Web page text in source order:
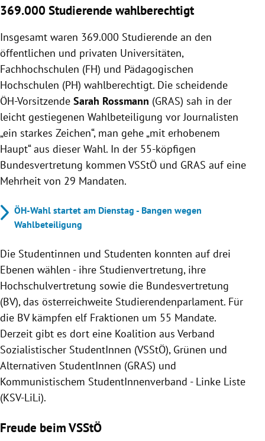
369.000 Studierende wahlberechtigt
Insgesamt waren 369.000 Studierende an den
öffentlichen und privaten Universitäten,
Fachhochschulen (FH) und Pädagogischen
Hochschulen (PH) wahlberechtigt. Die scheidende
ÖH-Vorsitzende Sarah Rossmann (GRAS) sah in der
leicht gestiegenen Wahlbeteiligung vor Journalisten
„ein starkes Zeichen“, man gehe „mit erhobenem
Haupt“ aus dieser Wahl. In der 55-köpfigen
Bundesvertretung kommen VSStÖ und GRAS auf eine
Mehrheit von 29 Mandaten.
ÖH-Wahl startet am Dienstag - Bangen wegen
Wahlbeteiligung
Die Studentinnen und Studenten konnten auf drei
Ebenen wählen - ihre Studienvertretung, ihre
Hochschulvertretung sowie die Bundesvertretung
(BV), das österreichweite Studierendenparlament. Für
die BV kämpfen elf Fraktionen um 55 Mandate.
Derzeit gibt es dort eine Koalition aus Verband
Sozialistischer StudentInnen (VSStÖ), Grünen und
Alternativen StudentInnen (GRAS) und
Kommunistischem StudentInnenverband - Linke Liste
(KSV-LiLi).
Freude beim VSStÖ